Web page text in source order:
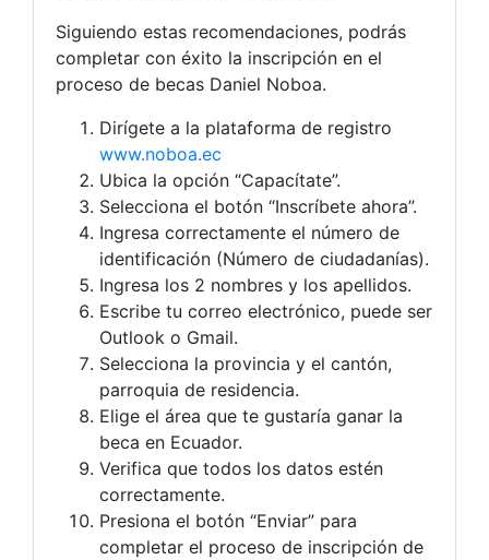
Siguiendo estas recomendaciones, podrás
completar con éxito la inscripción en el
proceso de becas Daniel Noboa.
Dirígete a la plataforma de registro
www.noboa.ec
Ubica la opción “Capacítate”.
Selecciona el botón “Inscríbete ahora”.
Ingresa correctamente el número de
identificación (Número de ciudadanías).
Ingresa los 2 nombres y los apellidos.
Escribe tu correo electrónico, puede ser
Outlook o Gmail.
Selecciona la provincia y el cantón,
parroquia de residencia.
Elige el área que te gustaría ganar la
beca en Ecuador.
Verifica que todos los datos estén
correctamente.
Presiona el botón “Enviar” para
completar el proceso de inscripción de